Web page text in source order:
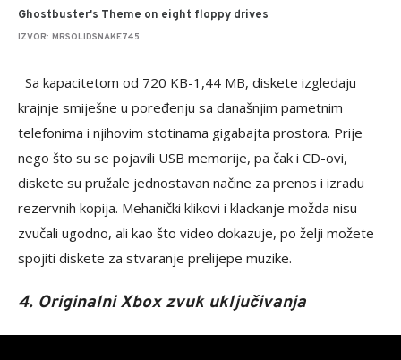
Ghostbuster's Theme on eight floppy drives
IZVOR: MRSOLIDSNAKE745
Sa kapacitetom od 720 KB-1,44 MB, diskete izgledaju
krajnje smiješne u poređenju sa današnjim pametnim
telefonima i njihovim stotinama gigabajta prostora. Prije
nego što su se pojavili USB memorije, pa čak i CD-ovi,
diskete su pružale jednostavan načine za prenos i izradu
rezervnih kopija. Mehanički klikovi i klackanje možda nisu
zvučali ugodno, ali kao što video dokazuje, po želji možete
spojiti diskete za stvaranje prelijepe muzike.
4. Originalni Xbox zvuk uključivanja